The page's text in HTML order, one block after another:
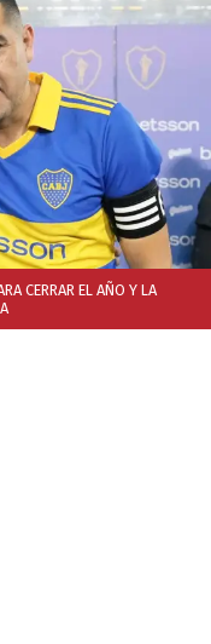
CERRAR EL AÑO Y LA